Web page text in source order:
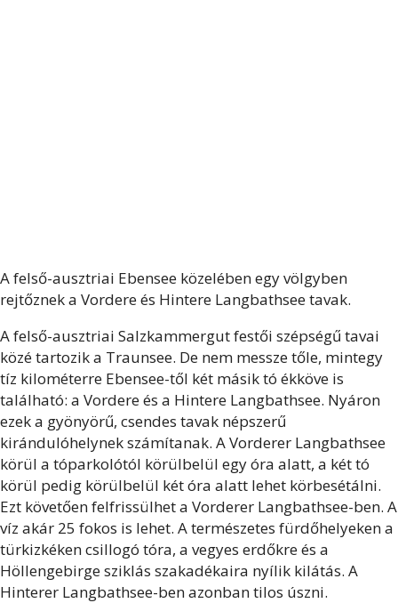
A felső-ausztriai Ebensee közelében egy völgyben
rejtőznek a Vordere és Hintere Langbathsee tavak.
A felső-ausztriai Salzkammergut festői szépségű tavai
közé tartozik a Traunsee. De nem messze tőle, mintegy
tíz kilométerre Ebensee-től két másik tó ékköve is
található: a Vordere és a Hintere Langbathsee. Nyáron
ezek a gyönyörű, csendes tavak népszerű
kirándulóhelynek számítanak. A Vorderer Langbathsee
körül a tóparkolótól körülbelül egy óra alatt, a két tó
körül pedig körülbelül két óra alatt lehet körbesétálni.
Ezt követően felfrissülhet a Vorderer Langbathsee-ben. A
víz akár 25 fokos is lehet. A természetes fürdőhelyeken a
türkizkéken csillogó tóra, a vegyes erdőkre és a
Höllengebirge sziklás szakadékaira nyílik kilátás. A
Hinterer Langbathsee-ben azonban tilos úszni.